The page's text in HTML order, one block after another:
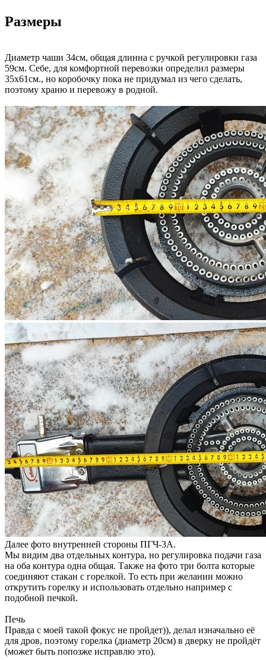
Размеры
Диаметр чаши 34см, общая длинна с ручкой регулировки газа
59см. Себе, для комфортной перевозки определил размеры
35х61см., но коробочку пока не придумал из чего сделать,
поэтому храню и перевожу в родной.
Далее фото внутренней стороны ПГЧ-3А.
Мы видим два отдельных контура, но регулировка подачи газа
на оба контура одна общая. Также на фото три болта которые
соединяют стакан с горелкой. То есть при желании можно
открутить горелку и использовать отдельно например с
подобной печкой.
Печь
Правда с моей такой фокус не пройдет)), делал изначально её
для дров, поэтому горелка (диаметр 20см) в дверку не пройдёт
(может быть попозже исправлю это).